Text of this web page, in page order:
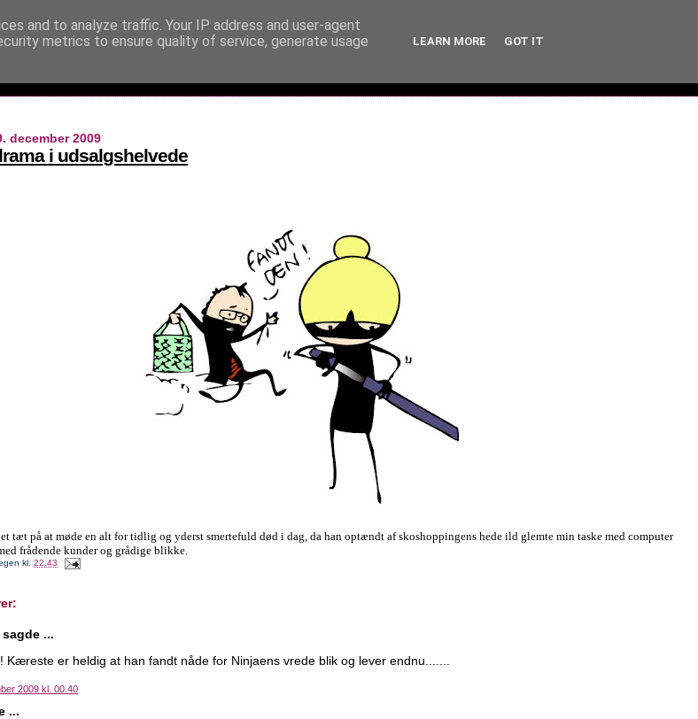
december 2009
i udsalgshelvede
tæt på at møde en alt for tidlig og yderst smertefuld død i dag, da han optændt af skoshoppingens hede ild glemte min taske med computer
frådende kunder og grådige blikke.
kl.22.43
sagde ...
Kæreste er heldig at han fandt nåde for Ninjaens vrede blik og lever endnu.......
2009 kl. 00.40
...
and to analyze traffic. Your IP address and user-agent
metrics to ensure quality of service, generate usage
LEARN MORE GOT IT